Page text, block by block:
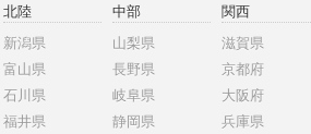
北陸
新潟県
富山県
石川県
福井県
中部
山梨県
長野県
岐阜県
静岡県
関西
滋賀県
京都府
大阪府
兵庫県